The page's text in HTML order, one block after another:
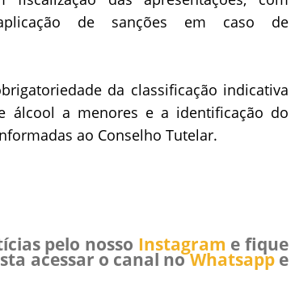
de sanções em caso de
da classificação indicativa
álcool a menores e a identificação do
ao Conselho Tutelar.
pelo nosso Instagram e fique
acessar o canal noWhatsappe